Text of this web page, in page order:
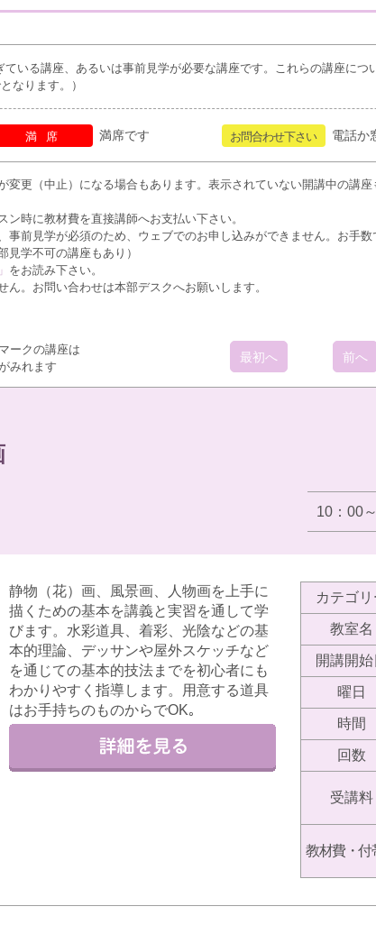
いる講座、あるいは事前見学が必要な講座です。これらの講座につ
なります。）
満席 満席です お問合わせ下さい 電話か
更（中止）になる場合もあります。表示されていない開講中の講
時に教材費を直接講師へお支払い下さい。
前見学が必須のため、ウェブでのお申し込みができません。お手数
学不可の講座もあり）
をお読み下さい。
。お問い合わせは本部デスクへお願いします。
ークの講座は
みれます
最初へ 前へ
10：00
静物（花）画、風景画、人物画を上手に
描くための基本を講義と実習を通して学
びます。水彩道具、着彩、光陰などの基
本的理論、デッサンや屋外スケッチなど
を通じての基本的技法までを初心者にも
わかりやすく指導します。用意する道具
はお手持ちのものからでOK｡
カテゴリ
教室名
開講開始
曜日
時間
回数
受講料
教材費・付